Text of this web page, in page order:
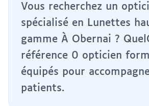
Vous recherchez un
spécialisé en Lunettes
gamme À Obernai ?
référence 0 opticien
équipés pour
patients.